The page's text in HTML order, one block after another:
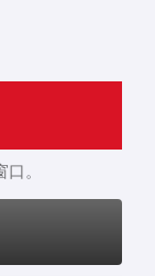
。